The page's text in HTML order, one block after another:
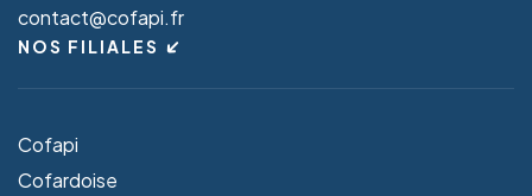
contact@cofapi.fr
NOS FILIALES
Cofapi
Cofardoise